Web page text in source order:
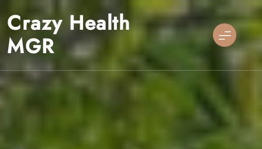
to
content
Crazy Health
MGR